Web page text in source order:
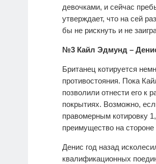
девочками, и сейчас
утверждает, что на сей
бы не рискнуть и не
№3 Кайл Эдмунд –
Британец котируется
противостояния. Пока
позволили отнести его к
покрытиях. Возможно,
правомерным котировку
преимущество на
Денис год назад
квалификационных